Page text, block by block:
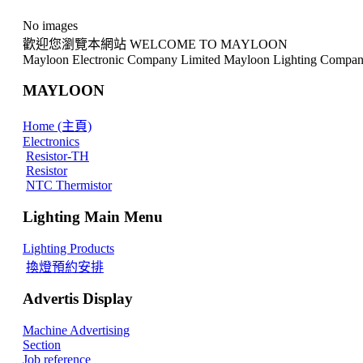
No images
歡迎您瀏覽本網站 WELCOME TO MAYLOON
Mayloon Electronic Company Limited Mayloon Lighting
MAYLOON
Home (主頁)
Electronics
Resistor-TH
Resistor
NTC Thermistor
Lighting Main Menu
Lighting Products
換燈預約安排
Advertis Display
Machine Advertising
Section
Job reference